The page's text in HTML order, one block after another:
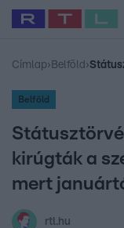
Legfrissebb RTL Híradó
Babits Marcella
Címlap› Belföld ›
Belföld
kirúgták a
mert
rtl.hu